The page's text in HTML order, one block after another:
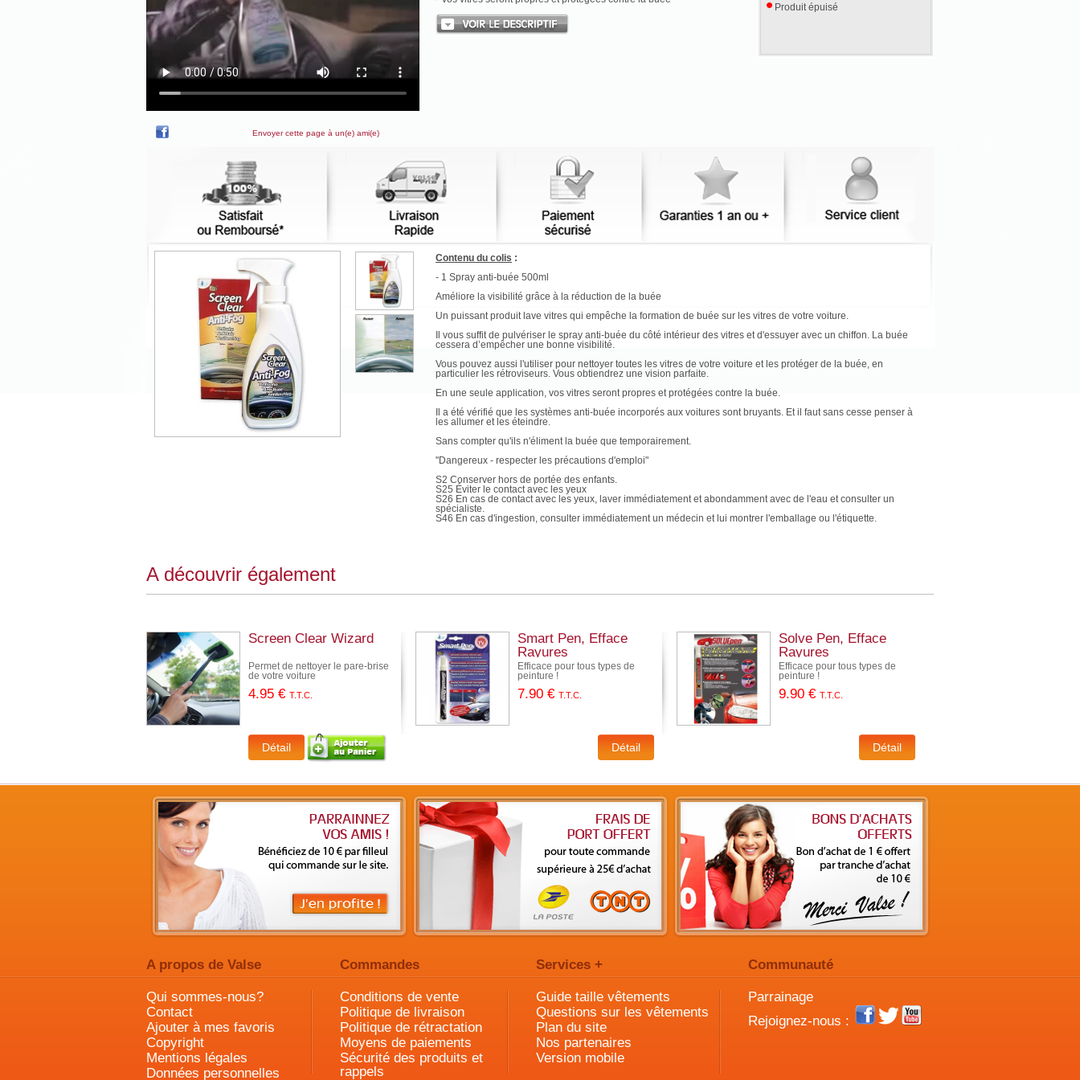
Produit épuisé
Envoyer cette page à un(e) ami(e)
Contenu du colis :
- 1 Spray anti-buée 500ml
Améliore la visibilité grâce à la réduction de la buée
Un puissant produit lave vitres qui empêche la formation de buée sur les vitres de votre voiture.
Il vous suffit de pulvériser le spray anti-buée du côté intérieur des vitres et d'essuyer avec un chiffon. La buée
cessera d’empêcher une bonne visibilité.
Vous pouvez aussi l'utiliser pour nettoyer toutes les vitres de votre voiture et les protéger de la buée, en
particulier les rétroviseurs. Vous obtiendrez une vision parfaite.
En une seule application, vos vitres seront propres et protégées contre la buée.
Il a été vérifié que les systèmes anti-buée incorporés aux voitures sont bruyants. Et il faut sans cesse penser à
les allumer et les éteindre.
Sans compter qu'ils n'éliment la buée que temporairement.
"Dangereux - respecter les précautions d'emploi"
S2 Conserver hors de portée des enfants.
S25 Éviter le contact avec les yeux
S26 En cas de contact avec les yeux, laver immédiatement et abondamment avec de l'eau et consulter un
spécialiste.
S46 En cas d'ingestion, consulter immédiatement un médecin et lui montrer l'emballage ou l'étiquette.
A découvrir également
Screen Clear Wizard
Permet de nettoyer le pare-brise
de votre voiture
4.95 € T.T.C.
Smart Pen, Efface
Rayures
Efficace pour tous types de
peinture !
7.90 € T.T.C.
Solve Pen, Efface
Rayures
Efficace pour tous types de
peinture !
9.90 € T.T.C.
A propos de Valse Commandes Services + Communauté
Qui sommes-nous?
Contact
Ajouter à mes favoris
Copyright
Mentions légales
Données personnelles
Conditions de vente
Politique de livraison
Politique de rétractation
Moyens de paiements
Sécurité des produits et
rappels
Guide taille vêtements
Questions sur les vêtements
Plan du site
Nos partenaires
Version mobile
Parrainage
Rejoignez-nous :